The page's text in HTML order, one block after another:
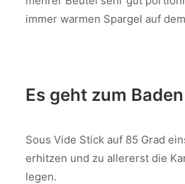
immer warmen Spargel auf
Es geht zum Baden
Sous Vide Stick auf 85 Grad
erhitzen und zu allererst die
legen.